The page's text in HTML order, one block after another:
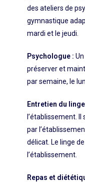
des ateliers de
gymnastique
mardi et le jeudi.
Psychologue :
préserver et
par semaine, le
Entretien du
l’établissement.
par
délicat. Le linge
l’établissement.
Repas et